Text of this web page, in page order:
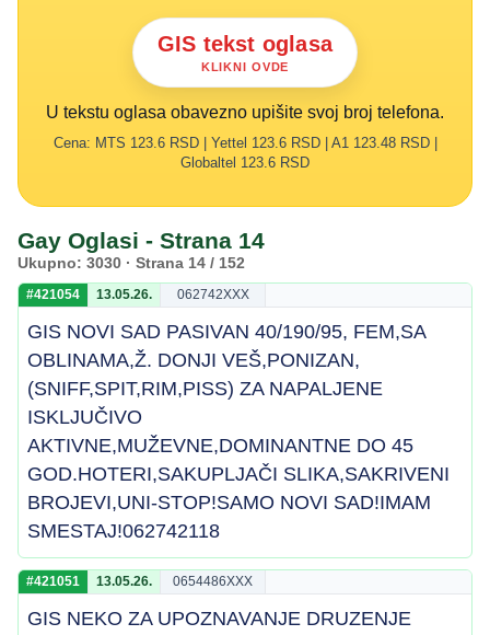
GIS tekst oglasa
KLIKNI OVDE
U tekstu oglasa obavezno upišite svoj broj telefona.
Cena: MTS 123.6 RSD | Yettel 123.6 RSD | A1 123.48 RSD |
Globaltel 123.6 RSD
Gay Oglasi - Strana 14
Ukupno: 3030 · Strana 14 / 152
#421054 13.05.26. 062742XXX
GIS NOVI SAD PASIVAN 40/190/95, FEM,SA
OBLINAMA,Ž. DONJI VEŠ,PONIZAN,
(SNIFF,SPIT,RIM,PISS) ZA NAPALJENE
ISKLJUČIVO
AKTIVNE,MUŽEVNE,DOMINANTNE DO 45
GOD.HOTERI,SAKUPLJAČI SLIKA,SAKRIVENI
BROJEVI,UNI-STOP!SAMO NOVI SAD!IMAM
SMESTAJ!062742118
#421051 13.05.26. 0654486XXX
GIS NEKO ZA UPOZNAVANJE DRUZENJE